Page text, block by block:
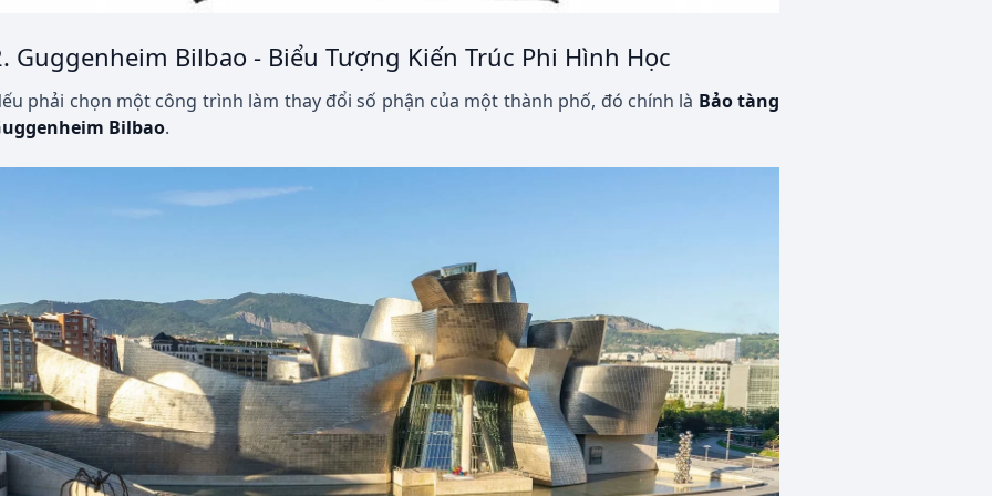
Guggenheim Bilbao - Biểu Tượng Kiến Trúc Phi Hình Học
phải chọn một công trình làm thay đổi số phận của một thành phố, đó chính là Bảo tàng
Bilbao.